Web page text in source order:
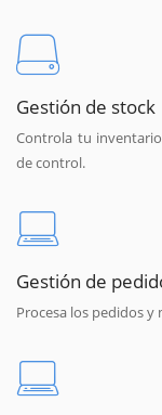
Gestión de stock
Controla tu
de control.
Gestión de
Procesa los pedidos